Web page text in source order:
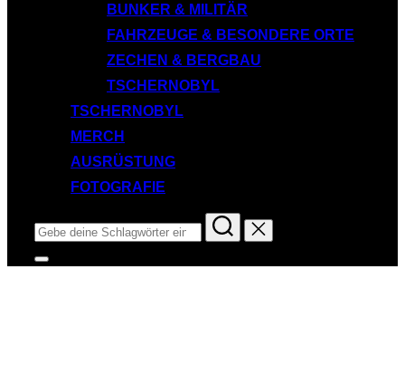
BUNKER & MILITÄR
FAHRZEUGE & BESONDERE ORTE
ZECHEN & BERGBAU
TSCHERNOBYL
TSCHERNOBYL
MERCH
AUSRÜSTUNG
FOTOGRAFIE
Suchen
nach:
Seitenleiste